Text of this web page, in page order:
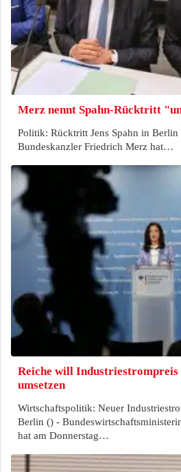
Merz nennt Spahn-Rücktritt
Politik: Rücktritt Jens Spahn in
Bundeskanzler Friedrich Merz hat…
Reiche will
umsetzen
Wirtschaftspolitik: Neuer
Berlin () -
hat am Donnerstag…